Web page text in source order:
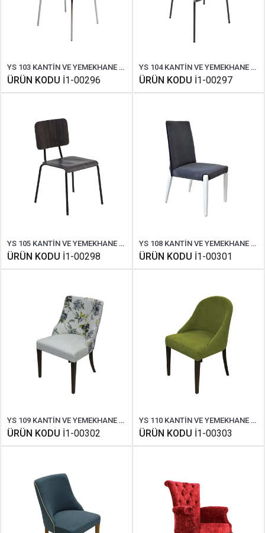
YS 103 KANTİN VE YEMEKHANE SANDALYESİ
ÜRÜN KODU İ1-00296
YS 104 KANTİN VE YEMEKHANE SANDALYESİ
ÜRÜN KODU İ1-00297
YS 105 KANTİN VE YEMEKHANE SANDALYESİ
ÜRÜN KODU İ1-00298
YS 108 KANTİN VE YEMEKHANE SANDALYESİ
ÜRÜN KODU İ1-00301
YS 109 KANTİN VE YEMEKHANE SANDALYESİ
ÜRÜN KODU İ1-00302
YS 110 KANTİN VE YEMEKHANE SANDALYESİ
ÜRÜN KODU İ1-00303